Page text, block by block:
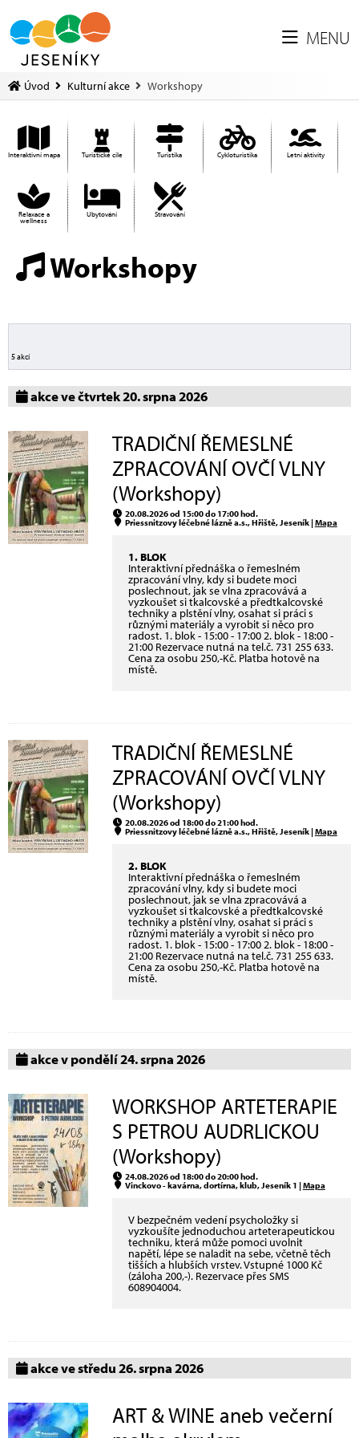
MENU
Úvod Kulturní akce Workshopy
Interaktivní mapa Turistické cíle Turistika Cykloturistika Letní aktivity
Relaxace a
wellness
Ubytování Stravování
Workshopy
5 akcí
akce ve čtvrtek 20. srpna 2026
TRADIČNÍ ŘEMESLNÉ
ZPRACOVÁNÍ OVČÍ VLNY
(Workshopy)
20.08.2026 od 15:00 do 17:00 hod.
Priessnitzovy léčebné lázně a.s., Hřiště, Jeseník |Mapa
1. BLOK
Interaktivní přednáška o řemeslném
zpracování vlny, kdy si budete moci
poslechnout, jak se vlna zpracovává a
vyzkoušet si tkalcovské a předtkalcovské
techniky a plstění vlny, osahat si práci s
různými materiály a vyrobit si něco pro
radost. 1. blok - 15:00 - 17:00 2. blok - 18:00 -
21:00 Rezervace nutná na tel.č. 731 255 633.
Cena za osobu 250,-Kč. Platba hotově na
místě.
TRADIČNÍ ŘEMESLNÉ
ZPRACOVÁNÍ OVČÍ VLNY
(Workshopy)
20.08.2026 od 18:00 do 21:00 hod.
Priessnitzovy léčebné lázně a.s., Hřiště, Jeseník |Mapa
2. BLOK
Interaktivní přednáška o řemeslném
zpracování vlny, kdy si budete moci
poslechnout, jak se vlna zpracovává a
vyzkoušet si tkalcovské a předtkalcovské
techniky a plstění vlny, osahat si práci s
různými materiály a vyrobit si něco pro
radost. 1. blok - 15:00 - 17:00 2. blok - 18:00 -
21:00 Rezervace nutná na tel.č. 731 255 633.
Cena za osobu 250,-Kč. Platba hotově na
místě.
akce v pondělí 24. srpna 2026
WORKSHOP ARTETERAPIE
S PETROU AUDRLICKOU
(Workshopy)
24.08.2026 od 18:00 do 20:00 hod.
Vinckovo - kavárna, dortírna, klub, Jeseník 1 |Mapa
V bezpečném vedení psycholožky si
vyzkoušíte jednoduchou arteterapeutickou
techniku, která může pomoci uvolnit
napětí, lépe se naladit na sebe, včetně těch
tišších a hlubších vrstev. Vstupné 1000 Kč
(záloha 200,-). Rezervace přes SMS
608904004.
akce ve středu 26. srpna 2026
ART & WINE aneb večerní